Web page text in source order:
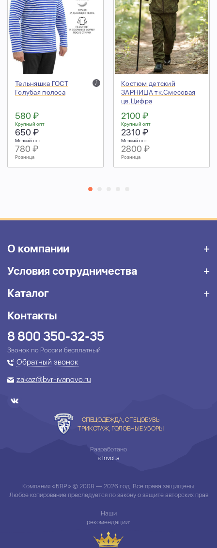
Тельняшка ГОСТ
Голубая полоса
i
580 ₽
Крупный опт
650 ₽
Мелкий опт
780 ₽
Розница
Костюм детский
ЗАРНИЦА тк.Смесовая
цв.Цифра
2100 ₽
Крупный опт
2310 ₽
Мелкий опт
2800 ₽
Розница
О компании
Условия сотрудничества
Каталог
Контакты
8 800 350-32-35
Звонок по России бесплатный
Обратный звонок
zakaz@bvr-ivanovo.ru
СПЕЦОДЕЖДА, СПЕЦОБУВЬ
ТРИКОТАЖ, ГОЛОВНЫЕ УБОРЫ
Разработано
в Involta
Компания «БВР» © 2008 — 2026 год. Все права защищены.
Любое копирование преследуется по закону о защите авторских прав
Наши
рекомендации: